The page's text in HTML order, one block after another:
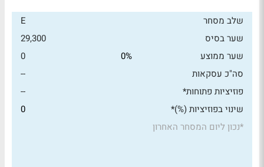
שלב מסחר
E
שער בסיס
29,300
שער ממוצע
0%
0
סה"כ עסקאות
--
פוזיציות פתוחות*
--
שינוי בפוזיציות (%)*
0
*נכון ליום המסחר האחרון